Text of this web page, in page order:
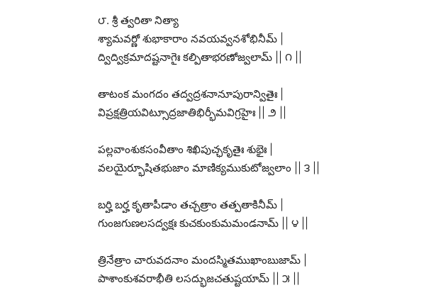
౮. శ్రీ త్వరితా నిత్యా
శ్యామవర్ణో శుభాకారాం నవయవ్వనశోభినీమ్ |
ద్విద్విక్రమాదష్టనాగైః కల్పితాభరణోజ్వలామ్ || ౧ ||
తాటంక మంగదం తద్వద్రశనానూపురాన్వితైః |
విప్రక్షత్రియవిట్సూద్రజాతిభిర్భీమవిగ్రహైః || ౨ ||
పల్లవాంశుకసంవీతాం శిఖిపుచ్ఛకృతైః శుభైః |
వలయైర్భూషితభుజాం మాణిక్యముకుటోజ్వలాం || ౩ ||
బర్హి బర్హ కృతాపీడాం తచ్చత్రాం తత్పతాకినీమ్ |
గుంజగుణలసద్వక్షః కుచకుంకుమమండనామ్ || ౪ ||
త్రినేత్రాం చారువదనాం మందస్మితముఖాంబుజామ్ |
పాశాంకుశవరాభీతి లసద్భుజచతుష్టయామ్ || ౫ ||